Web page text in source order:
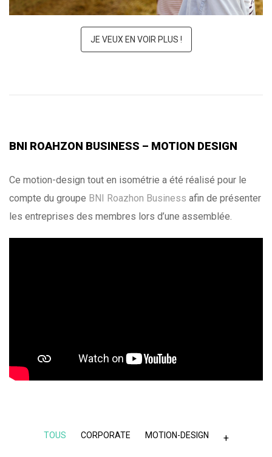
JE VEUX EN VOIR PLUS !
BNI ROAHZON BUSINESS – MOTION DESIGN
Ce motion-design tout en isométrie a été réalisé pour le
compte du groupe BNI Roazhon Business afin de présenter
les entreprises des membres lors d’une assemblée.
TOUS CORPORATE MOTION-DESIGN +